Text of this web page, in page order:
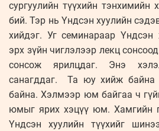
сургуулийн түүхийн тэнхимийн
бий. Тэр нь Үндсэн хуулийн
хийдэг. Уг семинараар Үндсэн
эрх зүйн чиглэлээр лекц
сонсож ярилцдаг. Энэ
санагддаг. Та юу хийж байна
байна. Хэлмээр юм байгаа ч
юмыг ярих хэцүү юм. Хамгийн
Үндсэн хуулийн түүхийг